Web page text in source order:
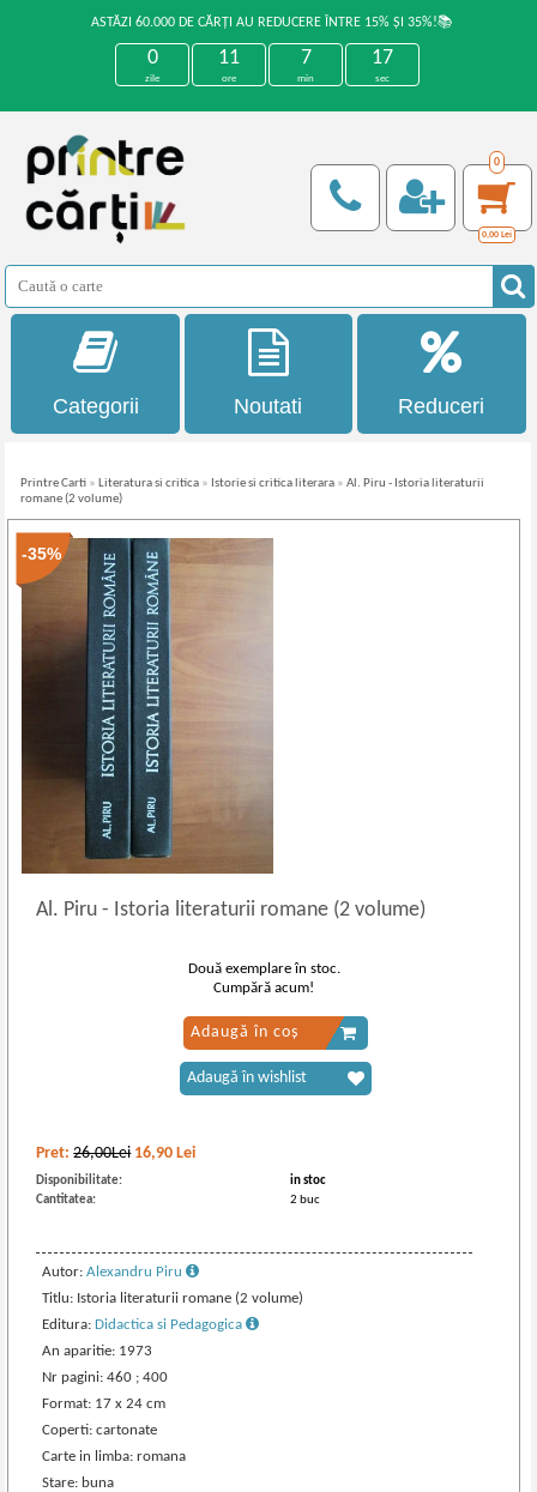
ASTĂZI 60.000 DE CĂRȚI AU REDUCERE ÎNTRE 15% ȘI 35%!📚
0
zile
11
ore
7
min
17
sec
0
0,00 Lei
Categorii Noutati Reduceri
Printre Carti » Literatura si critica » Istorie si critica literara »Al. Piru - Istoria literaturii
romane (2 volume)
-35%
Al. Piru- Istoria literaturii romane (2 volume)
Pret:26,00Lei 16,90 Lei
Disponibilitate:
in stoc
Cantitatea:
2 buc
Autor:Alexandru Piru
Titlu: Istoria literaturii romane (2 volume)
Editura:Didactica si Pedagogica
An aparitie: 1973
Nr pagini: 460 ; 400
Format: 17 x 24 cm
Coperti: cartonate
Carte in limba: romana
Stare: buna
Două exemplare în stoc.
Cumpără acum!
Adaugă în coș
Adaugă în wishlist